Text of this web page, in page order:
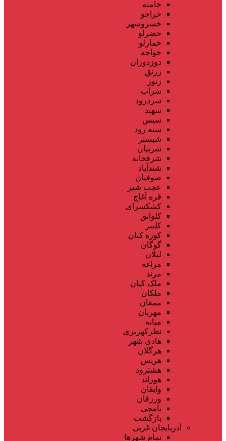
خامنه
خراجو
خسروشهر
خضرلو
خمارلو
خواجه
دوزدوزان
زرنق
زنوز
سراب
سردرود
سهند
سیس
سیه رود
شبستر
شربیان
شرفخانه
شندآباد
صوفیان
عجب شیر
قره آغاج
کشکسرای
کلوانق
کلیبر
کوزه کنان
گوگان
لیلان
مراغه
مرند
ملک کیان
ملکان
ممقان
مهربان
میانه
نظرکهریزی
هادی شهر
هرگلان
هریس
هشترود
هوراند
وایقان
ورزقان
یامچی
بازگشت
آذربایجان غربی
تمام شهر‌ها